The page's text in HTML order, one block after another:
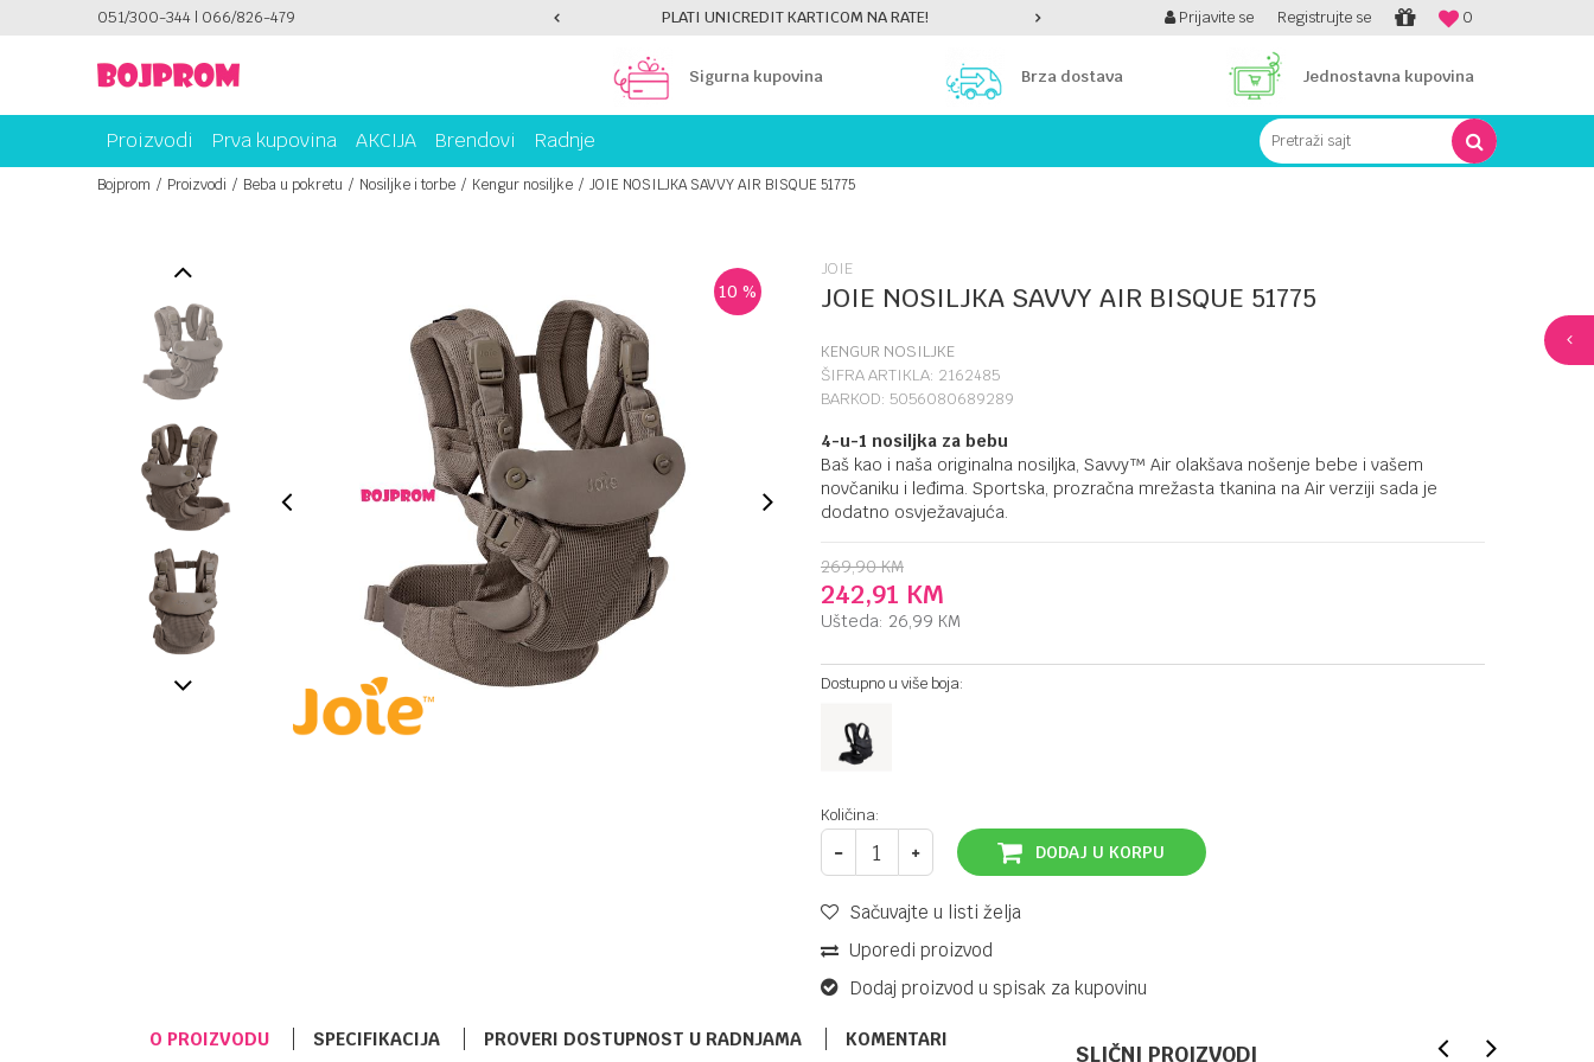
051/300-344 | 066/826-479SIGURNO PLAĆANJE PLATNIM KARTICAMA! PLATI UNICREDIT KARTICOM NA RATE! SIGURNO PLAĆANJE PLATNIM KARTICAMA! 0
Prijavite se Registrujte se
Sigurna kupovina Brza dostava Jednostavna kupovina
Proizvodi Prva kupovina AKCIJA Brendovi Radnje Pretraži sajt
Bojprom Proizvodi Beba u pokretu Nosiljke i torbe Kengur nosiljke JOIE NOSILJKA SAVVY AIR BISQUE 51775
10 %
JOIE
JOIE NOSILJKA SAVVY AIR BISQUE 51775
KENGUR NOSILJKE
ŠIFRA ARTIKLA: 2162485
BARKOD: 5056080689289
4-u-1 nosiljka za bebu
Baš kao i naša originalna nosiljka, Savvy™ Air olakšava nošenje bebe i vašem
novčaniku i leđima. Sportska, prozračna mrežasta tkanina na Air verziji sada je
dodatno osvježavajuća.
269,90 KM
242,91 KM
Ušteda: 26,99 KM
Dostupno u više boja:
Količina:
DODAJ U KORPU
Sačuvajte u listi želja
Uporedi proizvod
Dodaj proizvod u spisak za kupovinu
O PROIZVODU SPECIFIKACIJA PROVERI DOSTUPNOST U RADNJAMA KOMENTARI
SLIČNI PROIZVODI